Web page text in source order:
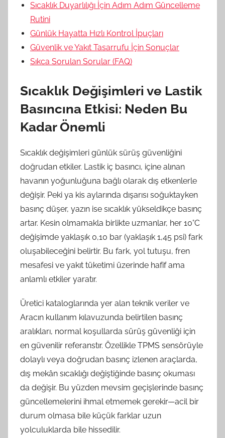
Sıcaklık Duyarlılığı İçin Adım Adım Güncelleme
Rutini
Günlük Hayatta Hızlı Kontrol İpuçları
Güvenlik ve Yakıt Tasarrufu İçin Sonuçlar
Sıkca Sorulan Sorular (FAQ)
Sıcaklık Değişimleri ve Lastik
Basıncına Etkisi: Neden Bu
Kadar Önemli
Sıcaklık değişimleri günlük sürüş güvenliğini
doğrudan etkiler. Lastik iç basıncı, içine alınan
havanın yoğunluğuna bağlı olarak dış etkenlerle
değişir. Peki ya kis aylarında dışarısı soğuktayken
basınç düşer, yazın ise sıcaklık yükseldikçe basınç
artar. Kesin olmamakla birlikte uzmanlar, her 10°C
değişimde yaklaşık 0,10 bar (yaklaşık 1,45 psi) fark
oluşabileceğini belirtir. Bu fark, yol tutuşu, fren
mesafesi ve yakıt tüketimi üzerinde hafif ama
anlamlı etkiler yaratır.
Üretici kataloglarında yer alan teknik veriler ve
Aracın kullanım kılavuzunda belirtilen basınç
aralıkları, normal koşullarda sürüş güvenliği için
en güvenilir referanstır. Özellikle TPMS sensörüyle
dolaylı veya doğrudan basınç izlenen araçlarda,
dış mekân sıcaklığı değiştiğinde basınç okuması
da değişir. Bu yüzden mevsim geçişlerinde basınç
güncellemelerini ihmal etmemek gerekir—acil bir
durum olmasa bile küçük farklar uzun
yolculuklarda bile hissedilir.